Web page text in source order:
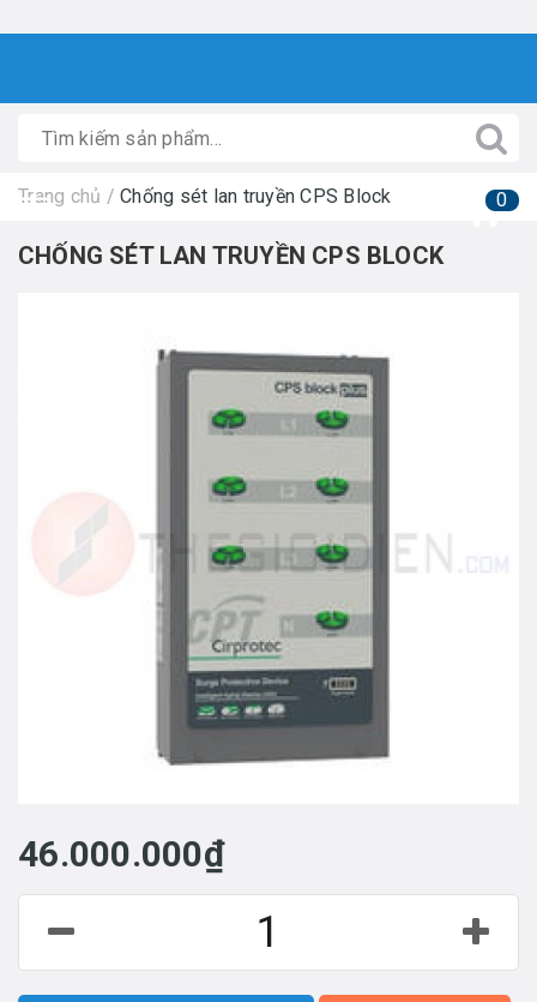
0
Trang chủ / Chống sét lan truyền CPS Block
CHỐNG SÉT LAN TRUYỀN CPS BLOCK
46.000.000₫